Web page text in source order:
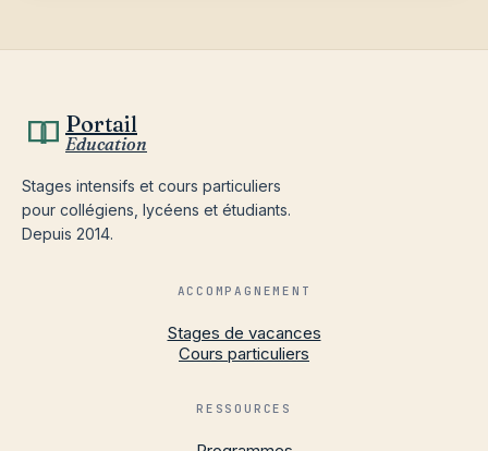
Portail
Education
Stages intensifs et cours particuliers
pour collégiens, lycéens et étudiants.
Depuis 2014.
ACCOMPAGNEMENT
Stages de vacances
Cours particuliers
RESSOURCES